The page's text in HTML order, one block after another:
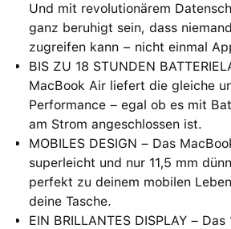
Und mit revolutionärem
ganz beruhigt sein, dass
zugreifen kann − nicht einmal
BIS ZU 18 STUNDEN
MacBook Air liefert die gleiche
Performance – egal ob es mit
am Strom angeschlossen ist.
MOBILES DESIGN – Das
superleicht und nur 11,5 mm
perfekt zu deinem mobilen
deine Tasche.
EIN BRILLANTES DISPLAY –